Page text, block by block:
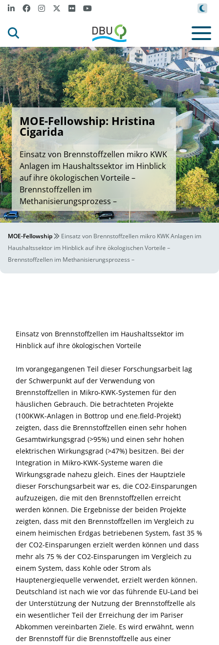
MOE-Fellowship: Hristina
Cigarida
Einsatz von Brennstoffzellen mikro KWK
Anlagen im Haushaltssektor im Hinblick
auf ihre ökologischen Vorteile –
Brennstoffzellen im
Methanisierungsprozess –
MOE-Fellowship
Einsatz von Brennstoffzellen mikro KWK Anlagen im
Haushaltssektor im Hinblick auf ihre ökologischen Vorteile –
Brennstoffzellen im Methanisierungsprozess –
Einsatz von Brennstoffzellen im Haushaltssektor im
Hinblick auf ihre ökologischen Vorteile
Im vorangegangenen Teil dieser Forschungsarbeit lag
der Schwerpunkt auf der Verwendung von
Brennstoffzellen in Mikro-KWK-Systemen für den
häuslichen Gebrauch. Die betrachteten Projekte
(100KWK-Anlagen in Bottrop und ene.field-Projekt)
zeigten, dass die Brennstoffzellen einen sehr hohen
Gesamtwirkungsgrad (>95%) und einen sehr hohen
elektrischen Wirkungsgrad (>47%) besitzen. Bei der
Integration in Mikro-KWK-Systeme waren die
Wirkungsgrade nahezu gleich. Eines der Hauptziele
dieser Forschungsarbeit war es, die CO2-Einsparungen
aufzuzeigen, die mit den Brennstoffzellen erreicht
werden können. Die Ergebnisse der beiden Projekte
zeigten, dass mit den Brennstoffzellen im Vergleich zu
einem heimischen Erdgas betriebenen System, fast 35 %
der CO2-Einsparungen erzielt werden können und dass
mehr als 75 % der CO2-Einsparungen im Vergleich zu
einem System, dass Kohle oder Strom als
Hauptenergiequelle verwendet, erzielt werden können.
Deutschland ist nach wie vor das führende EU-Land bei
der Unterstützung der Nutzung der Brennstoffzelle als
ein wesentlicher Teil der Erreichung der im Pariser
Abkommen vereinbarten Ziele. Es wird erwähnt, wenn
der Brennstoff für die Brennstoffzelle aus einer